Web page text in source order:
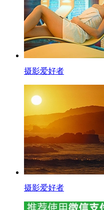
摄影爱好者
摄影爱好者